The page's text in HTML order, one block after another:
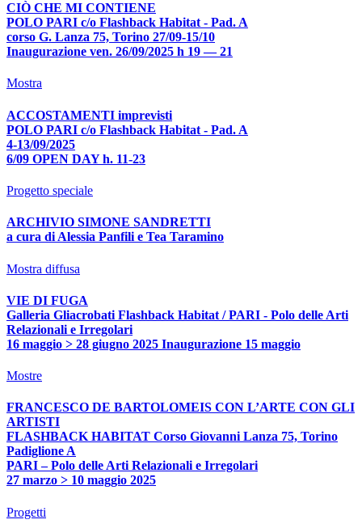
CIÒ CHE MI CONTIENE
POLO PARI c/o Flashback Habitat - Pad. A
corso G. Lanza 75, Torino 27/09-15/10
Inaugurazione ven. 26/09/2025 h 19 — 21
Mostra
ACCOSTAMENTI imprevisti
POLO PARI c/o Flashback Habitat - Pad. A
4-13/09/2025
6/09 OPEN DAY h. 11-23
Progetto speciale
ARCHIVIO SIMONE SANDRETTI
a cura di Alessia Panfili e Tea Taramino
Mostra diffusa
VIE DI FUGA
Galleria Gliacrobati Flashback Habitat / PARI - Polo delle Arti
Relazionali e Irregolari
16 maggio > 28 giugno 2025 Inaugurazione 15 maggio
Mostre
FRANCESCO DE BARTOLOMEIS CON L’ARTE CON GLI
ARTISTI
FLASHBACK HABITAT Corso Giovanni Lanza 75, Torino
Padiglione A
PARI – Polo delle Arti Relazionali e Irregolari
27 marzo > 10 maggio 2025
Progetti